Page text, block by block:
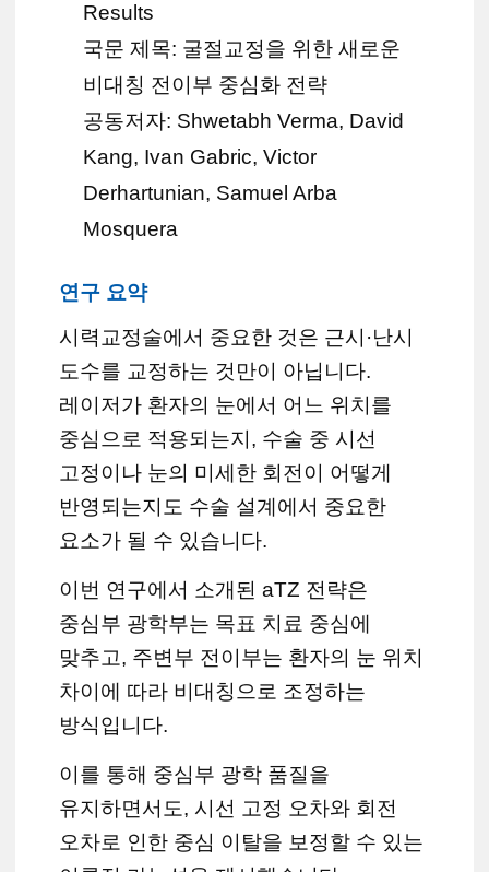
Results
국문 제목: 굴절교정을 위한 새로운
비대칭 전이부 중심화 전략
공동저자: Shwetabh Verma, David
Kang, Ivan Gabric, Victor
Derhartunian, Samuel Arba
Mosquera
연구 요약
시력교정술에서 중요한 것은 근시·난시
도수를 교정하는 것만이 아닙니다.
레이저가 환자의 눈에서 어느 위치를
중심으로 적용되는지, 수술 중 시선
고정이나 눈의 미세한 회전이 어떻게
반영되는지도 수술 설계에서 중요한
요소가 될 수 있습니다.
이번 연구에서 소개된 aTZ 전략은
중심부 광학부는 목표 치료 중심에
맞추고, 주변부 전이부는 환자의 눈 위치
차이에 따라 비대칭으로 조정하는
방식입니다.
이를 통해 중심부 광학 품질을
유지하면서도, 시선 고정 오차와 회전
오차로 인한 중심 이탈을 보정할 수 있는